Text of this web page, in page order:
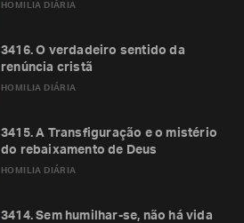
HOMILIA DIÁRIA
HOMILIA DIÁRIA
3416. O verdadeiro sentido da
renúncia cristã
HOMILIA DIÁRIA
3415. A Transfiguração e o mistério
do rebaixamento de Deus
3414. Sem humilhar-se, não há vida